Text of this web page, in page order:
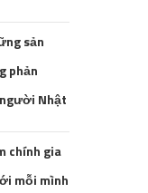
sản
phản
Nhật
chính gia
mỗi mình